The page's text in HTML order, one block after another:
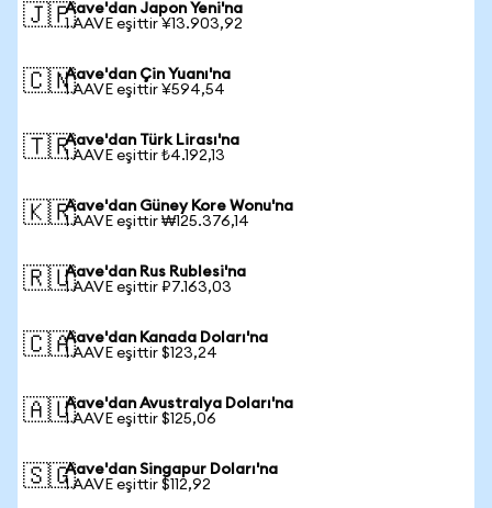
🇯🇵Aave'dan Japon Yeni'na
1 AAVE eşittir ¥13.903,92
🇨🇳Aave'dan Çin Yuanı'na
1 AAVE eşittir ¥594,54
🇹🇷Aave'dan Türk Lirası'na
1 AAVE eşittir ₺4.192,13
🇰🇷Aave'dan Güney Kore Wonu'na
1 AAVE eşittir ₩125.376,14
🇷🇺Aave'dan Rus Rublesi'na
1 AAVE eşittir ₽7.163,03
🇨🇦Aave'dan Kanada Doları'na
1 AAVE eşittir $123,24
🇦🇺Aave'dan Avustralya Doları'na
1 AAVE eşittir $125,06
🇸🇬Aave'dan Singapur Doları'na
1 AAVE eşittir $112,92